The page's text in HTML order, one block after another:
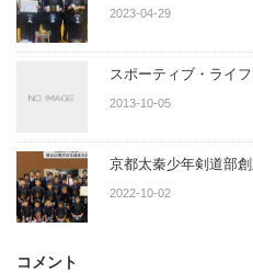
2023-04-29
スポーティブ・ライ
2013-10-05
京都太秦少年剣道部
2022-10-02
コメント